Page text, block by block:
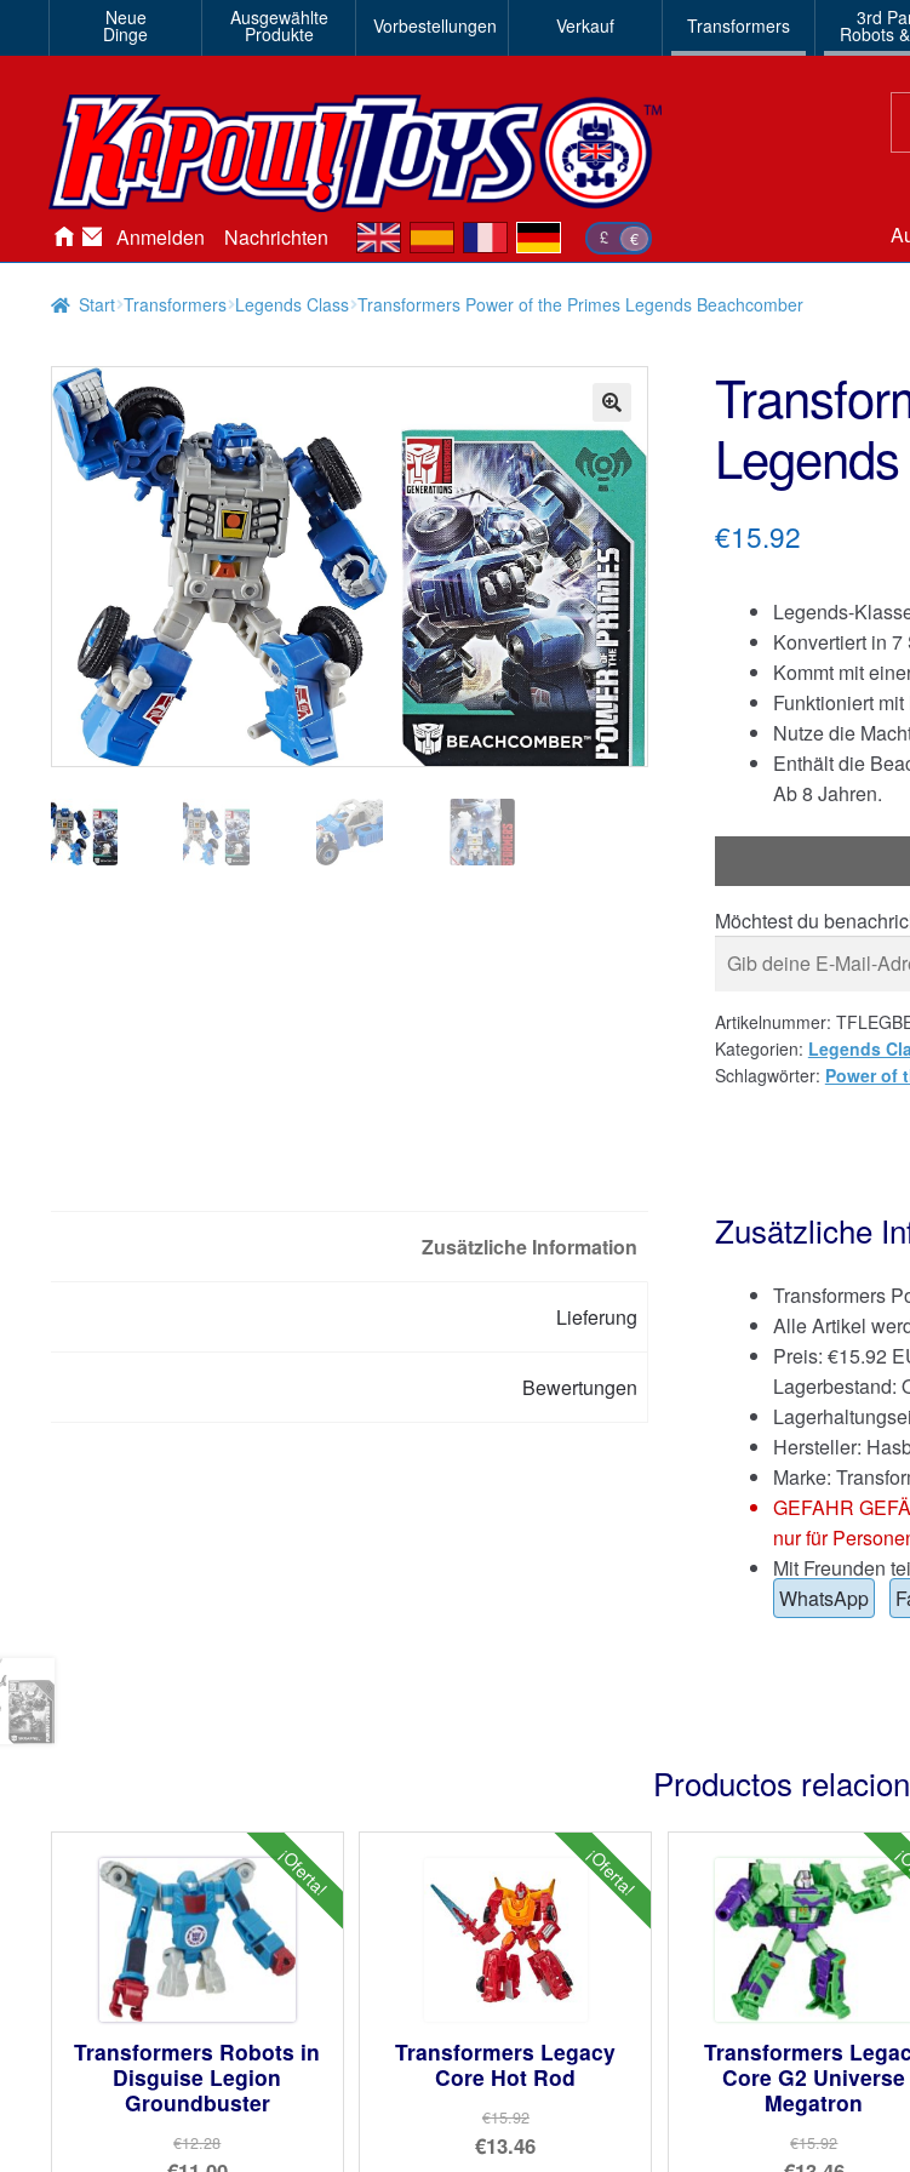
Neue
Dinge
Ausgewählte
Produkte Vorbestellungen Verkauf Transformers 3rd
Robots
Anmelden Nachrichten £ €
en es de
Start Transformers Legends Class Transformers Power of the Primes Legends Beachcomber
🔍
€15.92
Legends-
Konvertiert in
Kommt mit
Funktioniert
Nutze die
Enthält die
Ab 8 Jahren.
Möchtest du
Artikelnummer:
Kategorien: Legends
Schlagwörter: Power of
Zusätzliche Information
Lieferung
Bewertungen
Zusätzliche
Transformers
Alle Artikel
Preis: €15.92
Lagerbestand:
Hersteller:
Marke:
GEFAHR
nur für
Mit Freunden
WhatsApp
Productos
¡Oferta!
Transformers Robots in
Disguise Legion
Groundbuster
€12.28
¡Oferta!
Transformers Legacy
Core Hot Rod
€15.92
El
€13.46
Transformers
Core G2 Universe
Megatron
€15.92